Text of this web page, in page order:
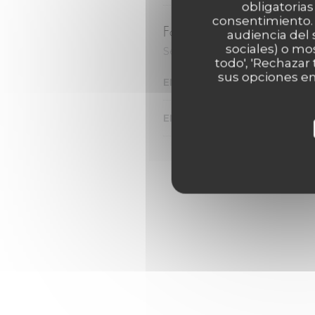
consentimiento.
audiencia del
sociales) o
todo',
sus opciones
Formule du Midi
Servi le midi du Mardi au
ENTRÉE + PLAT+ DESSERT
ENTRÉE +PLAT OU